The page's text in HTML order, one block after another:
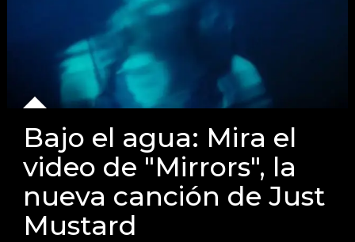
Bajo el agua: Mira el
video de "Mirrors", la
nueva canción de Just
Mustard